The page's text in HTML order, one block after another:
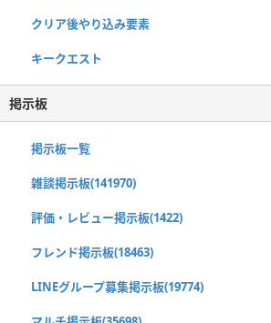
クリア後やり込み要素
キークエスト
掲示板
掲示板一覧
雑談掲示板(141970)
評価・レビュー掲示板(1422)
フレンド掲示板(18463)
LINEグループ募集掲示板(19774)